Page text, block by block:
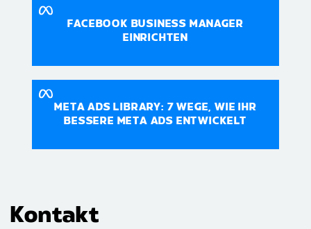
FACEBOOK BUSINESS MANAGER
EINRICHTEN
META ADS LIBRARY: 7 WEGE, WIE IHR
BESSERE META ADS ENTWICKELT
Kontakt